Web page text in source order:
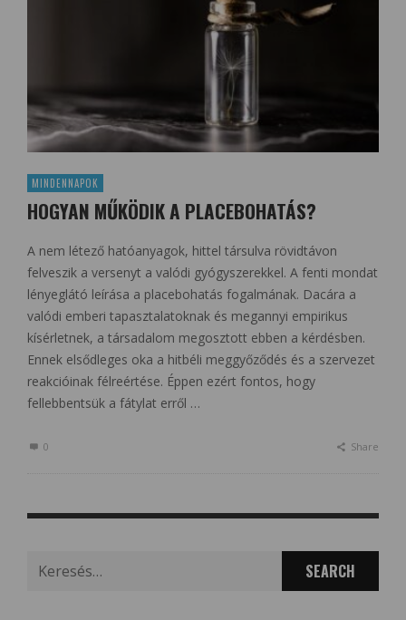
MINDENNAPOK
HOGYAN MŰKÖDIK A PLACEBOHATÁS?
A nem létező hatóanyagok, hittel társulva rövidtávon
felveszik a versenyt a valódi gyógyszerekkel. A fenti mondat
lényeglátó leírása a placebohatás fogalmának. Dacára a
valódi emberi tapasztalatoknak és megannyi empirikus
kísérletnek, a társadalom megosztott ebben a kérdésben.
Ennek elsődleges oka a hitbéli meggyőződés és a szervezet
reakcióinak félreértése. Éppen ezért fontos, hogy
fellebbentsük a fátylat erről …
0 Share